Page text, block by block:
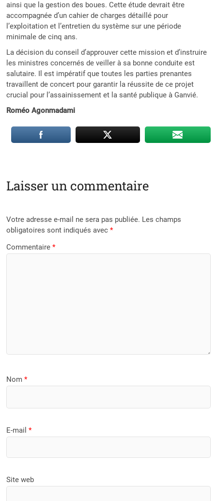
ainsi que la gestion des boues. Cette étude devrait être
accompagnée d’un cahier de charges détaillé pour
l’exploitation et l’entretien du système sur une période
minimale de cinq ans.
La décision du conseil d’approuver cette mission et d’instruire
les ministres concernés de veiller à sa bonne conduite est
salutaire. Il est impératif que toutes les parties prenantes
travaillent de concert pour garantir la réussite de ce projet
crucial pour l’assainissement et la santé publique à Ganvié.
Roméo Agonmadami
Laisser un commentaire
Votre adresse e-mail ne sera pas publiée. Les champs
obligatoires sont indiqués avec*
Commentaire*
Nom*
E-mail*
Site web